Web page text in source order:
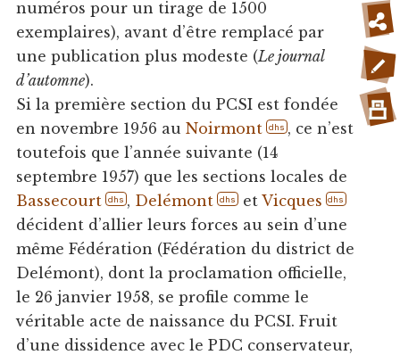
numéros pour un tirage de 1500
exemplaires), avant d’être remplacé par
une publication plus modeste (Le journal
d’automne).
Si la première section du PCSI est fondée
en novembre 1956 au Noirmont dhs , ce n’est
toutefois que l’année suivante (14
septembre 1957) que les sections locales de
Bassecourt
dhs , Delémont dhs et Vicques dhs
décident d’allier leurs forces au sein d’une
même Fédération (Fédération du district de
Delémont), dont la proclamation officielle,
le 26 janvier 1958, se profile comme le
véritable acte de naissance du PCSI. Fruit
d’une dissidence avec le PDC conservateur,